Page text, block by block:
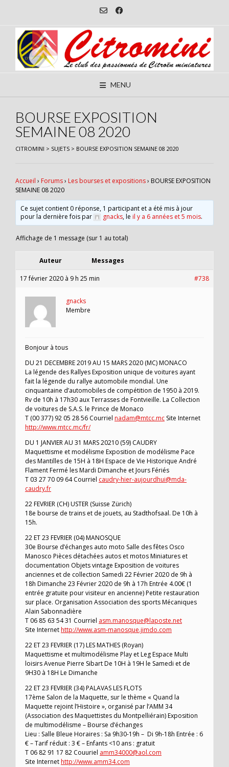
content
MENU
BOURSE EXPOSITION
SEMAINE 08 2020
CITROMINI > SUJETS > BOURSE EXPOSITION SEMAINE 08 2020
Accueil › Forums› Les bourses et expositions› BOURSE EXPOSITION
SEMAINE 08 2020
Ce sujet contient 0 réponse, 1 participant et a été mis à jour
pour la dernière fois par
gnacks, leil y a 6 années et 5 mois.
Affichage de 1 message (sur 1 au total)
Auteur Messages
17 février 2020 à 9 h 25 min #738
gnacks
Membre
Bonjour à tous
DU 21 DECEMBRE 2019 AU 15 MARS 2020 (MC) MONACO
La légende des Rallyes Exposition unique de voitures ayant
fait la légende du rallye automobile mondial. Une
cinquantaine d’automobiles de compétition de 1950 à 2019.
Rv de 10h à 17h30 aux Terrasses de Fontvieille. La Collection
de voitures de S.A.S. le Prince de Monaco
T (00 377) 92 05 28 56 Courriel nadam@mtcc.mc Site Internet
http://www.mtcc.mc/fr/
DU 1 JANVIER AU 31 MARS 20210 (59) CAUDRY
Maquettisme et modélisme Exposition de modélisme Pace
des Mantilles de 15H à 18H Espace de Vie Historique André
Flament Fermé les Mardi Dimanche et Jours Fériés
T 03 27 70 09 64 Courriel caudry-hier-aujourdhui@mda-
caudry.fr
22 FEVRIER (CH) USTER (Suisse Zürich)
18e bourse de trains et de jouets, au Stadthofsaal. De 10h à
15h.
22 ET 23 FEVRIER (04) MANOSQUE
30e Bourse d’échanges auto moto Salle des fêtes Osco
Manosco Pièces détachées autos et motos Miniatures et
documentation Objets vintage Exposition de voitures
anciennes et de collection Samedi 22 Février 2020 de 9h à
18h Dimanche 23 Février 2020 de 9h à 17h Entrée 4.00€ (1
entrée gratuite pour visiteur en ancienne) Petite restauration
sur place. Organisation Association des sports Mécaniques
Alain Sabonnadière
T 06 85 63 54 31 Courriel asm.manosque@laposte.net
Site Internethttp://www.asm-manosque.jimdo.com
22 ET 23 FEVRIER (17) LES MATHES (Royan)
Maquettisme et multimodélisme Play et Leg Espace Multi
loisirs Avenue Pierre Sibart De 10H à 19H le Samedi et de
9H30 à 18H Le Dimanche
22 ET 23 FEVRIER (34) PALAVAS LES FLOTS
17ème Salon de la Maquette, sur le thème « Quand la
Maquette rejoint l’Histoire », organisé par l’AMM 34
(Association des Maquettistes du Montpelliérain) Exposition
de multimodélisme – Bourse d’échanges
Lieu : Salle Bleue Horaires : Sa 9h30-19h – Di 9h-18h Entrée : 6
€ – Tarif réduit : 3 € – Enfants <10 ans : gratuit
T 06 82 91 17 82 Couuriel amm34000@aol.com
Site Internethttp://www.amm34.com